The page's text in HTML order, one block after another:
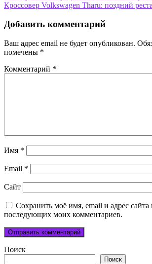
по
записям
Кроссовер Volkswagen Tharu: поздний
Добавить комментарий
Ваш адрес email не будет опубликован.
помечены *
Комментарий *
Имя *
Email *
Сайт
Сохранить моё имя, email и адрес сайта
последующих моих комментариев.
Поиск
Поиск